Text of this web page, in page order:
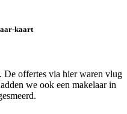
kaart
De offertes via hier waren vlug
we ook een makelaar in